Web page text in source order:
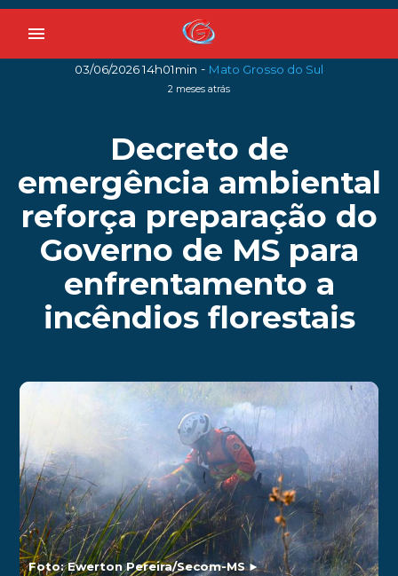
menu
03/06/2026 14h01min - Mato Grosso do Sul
2 meses atrás
Decreto de
emergência ambiental
reforça preparação do
Governo de MS para
enfrentamento a
incêndios florestais
Foto: Ewerton Pereira/Secom-MS►